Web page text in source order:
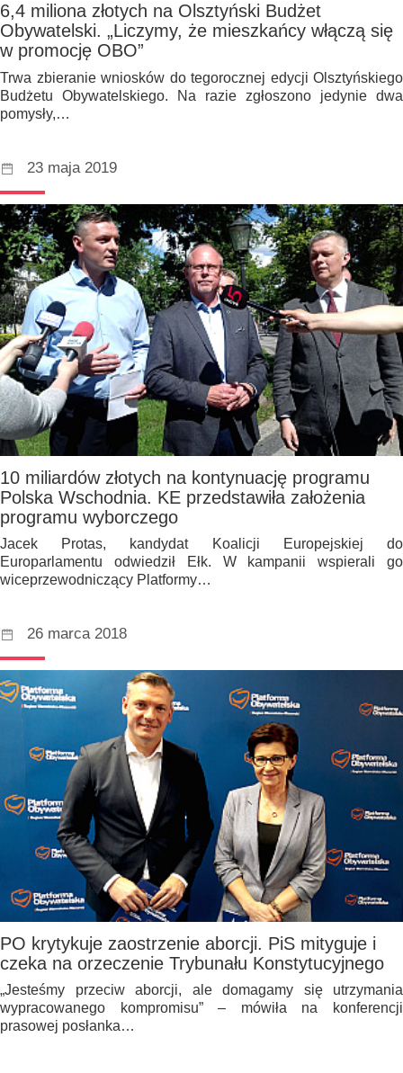
6,4 miliona złotych na Olsztyński Budżet
Obywatelski. „Liczymy, że mieszkańcy włączą się
w promocję OBO”
Trwa zbieranie wniosków do tegorocznej edycji Olsztyńskiego
Budżetu Obywatelskiego. Na razie zgłoszono jedynie dwa
pomysły,…
23 maja 2019
10 miliardów złotych na kontynuację programu
Polska Wschodnia. KE przedstawiła założenia
programu wyborczego
Jacek Protas, kandydat Koalicji Europejskiej do
Europarlamentu odwiedził Ełk. W kampanii wspierali go
wiceprzewodniczący Platformy…
26 marca 2018
PO krytykuje zaostrzenie aborcji. PiS mityguje i
czeka na orzeczenie Trybunału Konstytucyjnego
„Jesteśmy przeciw aborcji, ale domagamy się utrzymania
wypracowanego kompromisu” – mówiła na konferencji
prasowej posłanka…